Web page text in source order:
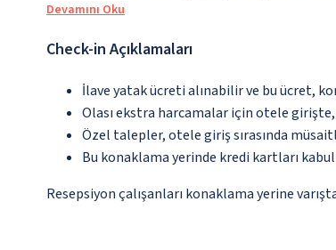
Devamını Oku
Check-in Açıklamaları
İlave yatak ücreti alınabilir ve bu ücret,
Olası ekstra harcamalar için otele
Özel talepler, otele giriş sırasında
Bu konaklama yerinde kredi kartları
Resepsiyon çalışanları konaklama yerine